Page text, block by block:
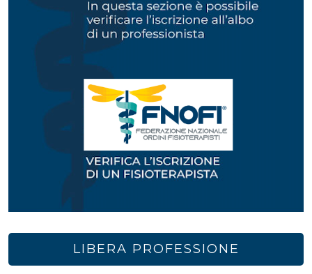
LIBERA PROFESSIONE